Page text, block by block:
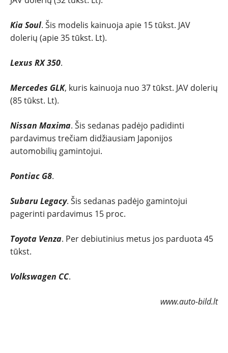
Kia Soul. Šis modelis kainuoja apie 15 tūkst. JAV
dolerių (apie 35 tūkst. Lt).
Lexus RX 350.
Mercedes GLK, kuris kainuoja nuo 37 tūkst. JAV dolerių
(85 tūkst. Lt).
Nissan Maxima. Šis sedanas padėjo padidinti
pardavimus trečiam didžiausiam Japonijos
automobilių gamintojui.
Pontiac G8.
Subaru Legacy. Šis sedanas padėjo gamintojui
pagerinti pardavimus 15 proc.
Toyota Venza. Per debiutinius metus jos parduota 45
tūkst.
Volkswagen CC.
www.auto-bild.lt